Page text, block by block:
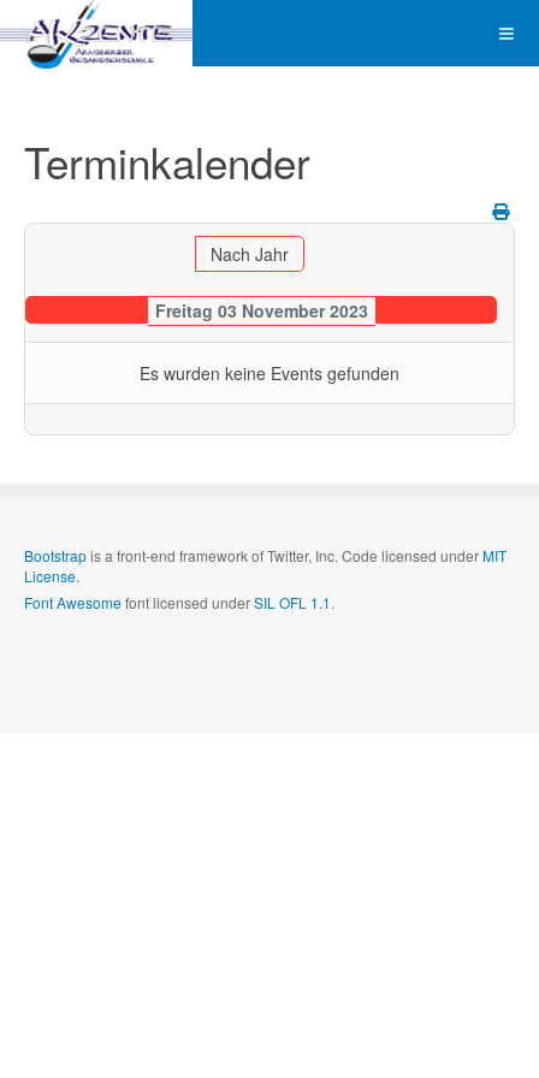
Terminkalender
Nach Jahr
Freitag 03 November 2023
Es wurden keine Events gefunden
Bootstrapis a front-end framework of Twitter, Inc. Code licensed underMIT
License.
Font Awesomefont licensed underSIL OFL 1.1.